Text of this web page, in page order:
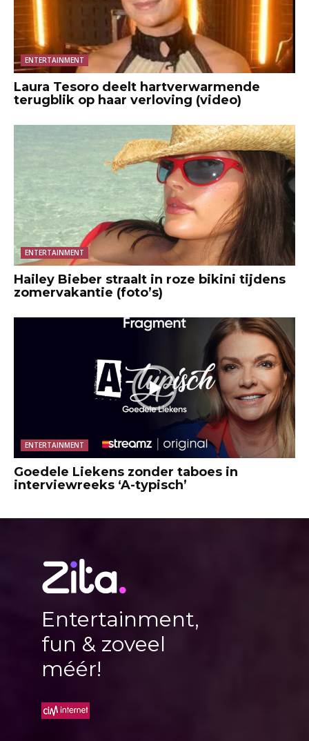
ENTERTAINMENT
Laura Tesoro deelt hartverwarmende
terugblik op haar verloving (video)
ENTERTAINMENT
Hailey Bieber straalt in roze bikini tijdens
zomervakantie (foto’s)
ENTERTAINMENT
Goedele Liekens zonder taboes in
interviewreeks ‘A-typisch’
Entertainment,
fun & zoveel
méér!